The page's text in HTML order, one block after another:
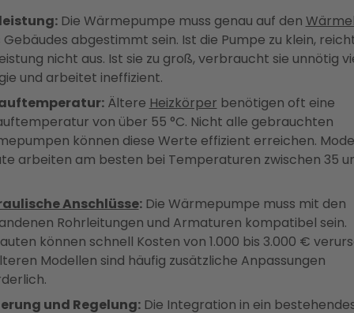
Die Wärmepumpe muss genau auf den
Gebäudes abgestimmt sein. Ist die Pumpe zu klein,
nicht aus. Ist sie zu groß, verbraucht sie unnötig
und arbeitet ineffizient.
Ältere Heizkörper benötigen oft eine
von über 55 °C. Nicht alle gebrauchten
können diese Werte effizient erreichen.
arbeiten am besten bei Temperaturen zwischen 35
Anschlüsse:Die Wärmepumpe muss mit den
Rohrleitungen und Armaturen kompatibel sein.
können schnell Kosten von 1.000 bis 3.000 €
Modellen sind häufig zusätzliche Anpassungen
und Regelung:Die Integration in ein